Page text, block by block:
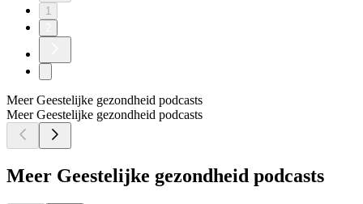
1
Meer Geestelijke gezondheid podcasts
Meer Geestelijke gezondheid podcasts
Meer Geestelijke gezondheid podcasts